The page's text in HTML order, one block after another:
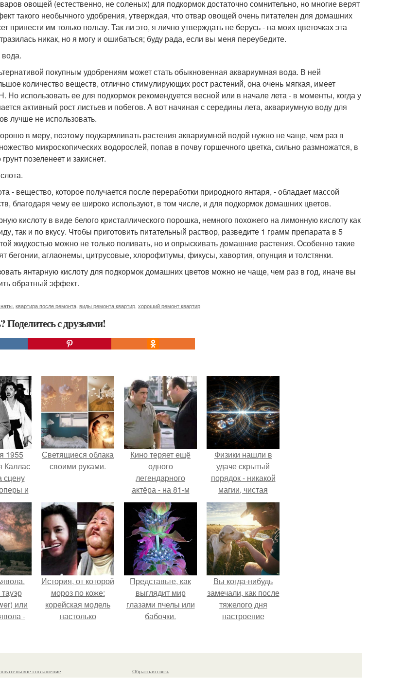
овощей (естественно, не соленых) для подкормок достаточно сомнительно, но многие верят
такого необычного удобрения, утверждая, что отвар овощей очень питателен для домашних
принести им только пользу. Так ли это, я лично утверждать не берусь - на моих цветочках эта
никак, но я могу и ошибаться; буду рада, если вы меня переубедите.
покупным удобрениям может стать обыкновенная аквариумная вода. В ней
количество веществ, отлично стимулирующих рост растений, она очень мягкая, имеет
Но использовать ее для подкормок рекомендуется весной или в начале лета - в моменты, когда у
активный рост листьев и побегов. А вот начиная с середины лета, аквариумную воду для
лучше не использовать.
в меру, поэтому подкармливать растения аквариумной водой нужно не чаще, чем раз в
микроскопических водорослей, попав в почву горшечного цветка, сильно размножатся, в
грунт позеленеет и закиснет.
- вещество, которое получается после переработки природного янтаря, - обладает массой
благодаря чему ее широко используют, в том числе, и для подкормок домашних цветов.
кислоту в виде белого кристаллического порошка, немного похожего на лимонную кислоту как
так и по вкусу. Чтобы приготовить питательный раствор, разведите 1 грамм препарата в 5
жидкостью можно не только поливать, но и опрыскивать домашние растения. Особенно такие
бегонии, аглаонемы, цитрусовые, хлорофитумы, фикусы, хавортия, опунция и толстянки.
янтарную кислоту для подкормок домашних цветов можно не чаще, чем раз в год, иначе вы
обратный эффект.
квартира после ремонта виды ремонта квартир хороший ремонт квартир
Поделитесь с друзьями!
1955
Каллас
и
Светящиеся облака
своими руками.
Кино теряет ещё
одного
легендарного
актёра - на 81-м
году жизни не стало
Винсента пасторе.
Физики нашли в
удаче скрытый
порядок - никакой
магии, чистая
квантовая
механика.
или
-
История, от которой
мороз по коже:
корейская модель
настолько
вколола себе в
Представьте, как
выглядит мир
глазами пчелы или
бабочки.
Вы когда-нибудь
замечали, как после
тяжелого дня
настроение
своего питомца?
соглашение
Обратная связь